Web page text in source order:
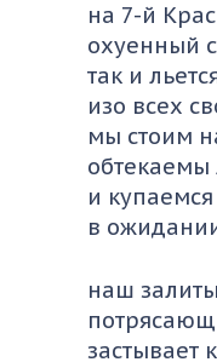
на 7-й
охуенный
так и
изо всех
мы стоим
и
в
наш
застывает